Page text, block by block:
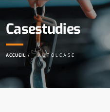
Casestudies
ACCUEIL AUTOLEASE